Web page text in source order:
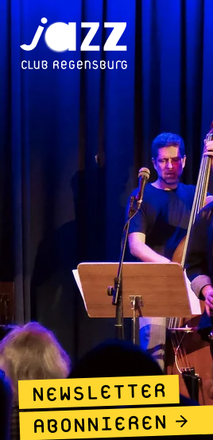
NEWSLETTER
ABONNIEREN